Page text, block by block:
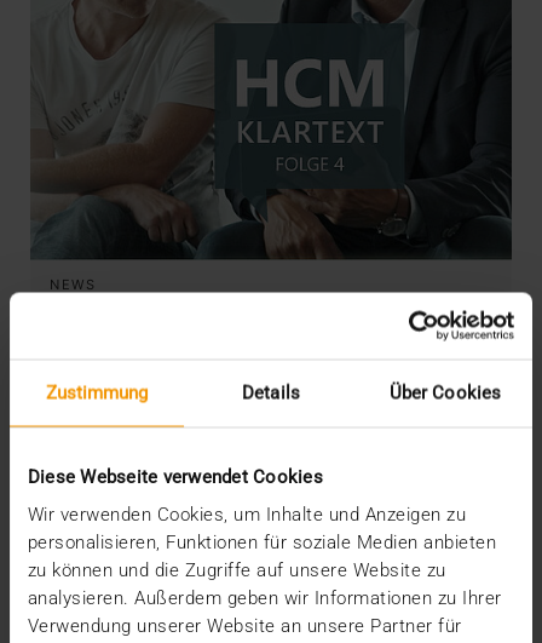
Zustimmung Details Über Cookies
Diese Webseite verwendet Cookies
Wir verwenden Cookies, um Inhalte und Anzeigen zu
personalisieren, Funktionen für soziale Medien anbieten
zu können und die Zugriffe auf unsere Website zu
analysieren. Außerdem geben wir Informationen zu Ihrer
Verwendung unserer Website an unsere Partner für
NEWS
Ein Fall für HCM: Elektronische Akten
29.11.2018
Viele unserer Kunden sind derzeit mehr oder minder
VISUS HEALTH IT
MEHR ERFAHREN